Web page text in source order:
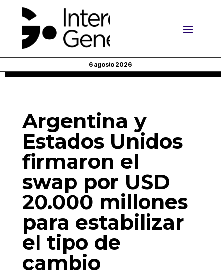
6 agosto 2026
Argentina y
Estados Unidos
firmaron el
swap por USD
20.000 millones
para estabilizar
el tipo de
cambio